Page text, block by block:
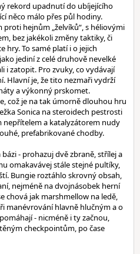
rekord upadnutí do ubíjejícího
něco málo přes půl hodiny.
hejnům „želvíků“, s héliovými
bez jakékoli změny taktiky, či
hry. To samé platí i o jejich
jediní z celé druhově nevelké
i zatopit. Pro zvuky, co vydávají
Hlavní je, že tito nezmaři vydrží
a výkonný prskomet.
což je na tak úmorně dlouhou hru
Sonica na steroidech pestrosti
nepřítelem a katalyzátorem nudy
prefabrikované chodby.
- prohazuj dvě zbraně, střílej a
omakavávej stále stejné pultíky,
Bungie roztáhlo skrovný obsah,
nejméně na dvojnásobek herní
chová jak marshmellow na ledě,
manévrování hlavně hlučným a o
- nicméně i ty začnou,
checkpointům, po čase